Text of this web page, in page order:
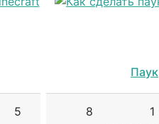
5
Паук
8 1